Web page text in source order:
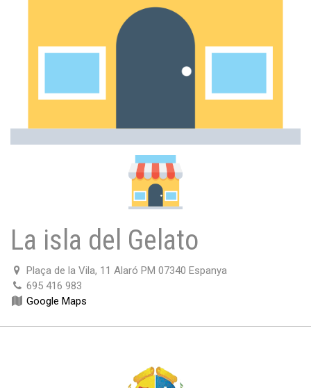
La isla del Gelato
Plaça de la Vila, 11 Alaró PM 07340 Espanya
695 416 983
Google Maps